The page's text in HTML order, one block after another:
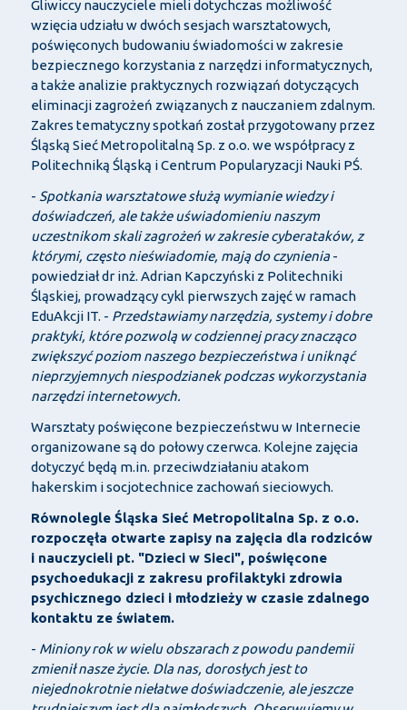
Gliwiccy nauczyciele mieli dotychczas możliwość
wzięcia udziału w dwóch sesjach warsztatowych,
poświęconych budowaniu świadomości w zakresie
bezpiecznego korzystania z narzędzi informatycznych,
a także analizie praktycznych rozwiązań dotyczących
eliminacji zagrożeń związanych z nauczaniem zdalnym.
Zakres tematyczny spotkań został przygotowany przez
Śląską Sieć Metropolitalną Sp. z o.o. we współpracy z
Politechniką Śląską i Centrum Popularyzacji Nauki PŚ.
- Spotkania warsztatowe służą wymianie wiedzy i
doświadczeń, ale także uświadomieniu naszym
uczestnikom skali zagrożeń w zakresie cyberataków, z
którymi, często nieświadomie, mają do czynienia-
powiedział dr inż. Adrian Kapczyński z Politechniki
Śląskiej, prowadzący cykl pierwszych zajęć w ramach
EduAkcji IT. - Przedstawiamy narzędzia, systemy i dobre
praktyki, które pozwolą w codziennej pracy znacząco
zwiększyć poziom naszego bezpieczeństwa i uniknąć
nieprzyjemnych niespodzianek podczas wykorzystania
narzędzi internetowych.
Warsztaty poświęcone bezpieczeństwu w Internecie
organizowane są do połowy czerwca. Kolejne zajęcia
dotyczyć będą m.in. przeciwdziałaniu atakom
hakerskim i socjotechnice zachowań sieciowych.
Równolegle Śląska Sieć Metropolitalna Sp. z o.o.
rozpoczęła otwarte zapisy na zajęcia dla rodziców
i nauczycieli pt. "Dzieci w Sieci", poświęcone
psychoedukacji z zakresu profilaktyki zdrowia
psychicznego dzieci i młodzieży w czasie zdalnego
kontaktu ze światem.
- Miniony rok w wielu obszarach z powodu pandemii
zmienił nasze życie. Dla nas, dorosłych jest to
niejednokrotnie niełatwe doświadczenie, ale jeszcze